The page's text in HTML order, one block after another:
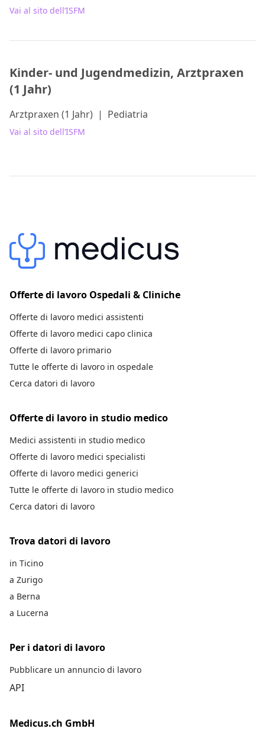
Vai al sito dell’ISFM
Kinder- und Jugendmedizin, Arztpraxen
(1 Jahr)
Arztpraxen (1 Jahr) | Pediatria
Vai al sito dell’ISFM
Offerte di lavoro Ospedali & Cliniche
Offerte di lavoro medici assistenti
Offerte di lavoro medici capo clinica
Offerte di lavoro primario
Tutte le offerte di lavoro in ospedale
Cerca datori di lavoro
Offerte di lavoro in studio medico
Medici assistenti in studio medico
Offerte di lavoro medici specialisti
Offerte di lavoro medici generici
Tutte le offerte di lavoro in studio medico
Cerca datori di lavoro
Trova datori di lavoro
in Ticino
a Zurigo
a Berna
a Lucerna
Per i datori di lavoro
Pubblicare un annuncio di lavoro
API
Medicus.ch GmbH